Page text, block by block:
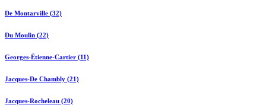
De Montarville (32)
Du Moulin (22)
Georges-Étienne-Cartier (11)
Jacques-De Chambly (21)
Jacques-Rocheleau (20)